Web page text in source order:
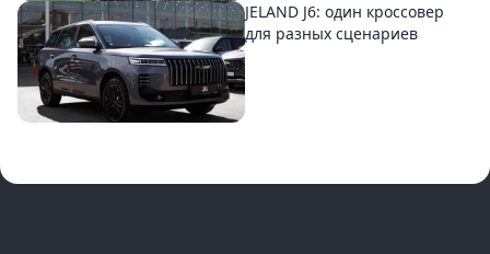
JELAND J6: один кроссовер
для разных сценариев